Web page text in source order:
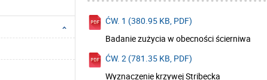
ĆW. 1 (380.95 KB, PDF)
Badanie zużycia w obecności ścierniwa
ĆW. 2 (781.35 KB, PDF)
Wyznaczenie krzywej Stribecka